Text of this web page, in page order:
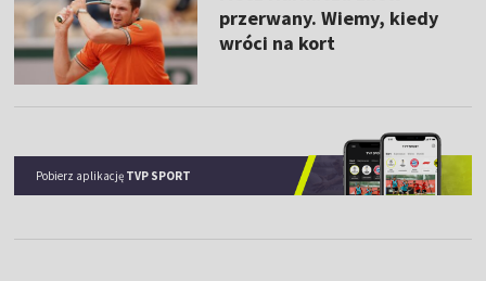
przerwany. Wiemy, kiedy
wróci na kort
Pobierz aplikację TVP SPORT